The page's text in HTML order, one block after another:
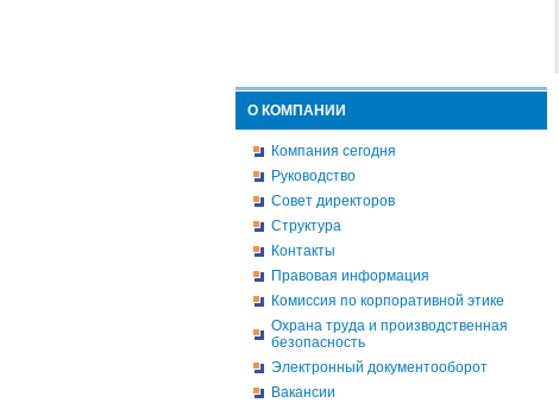
О КОМПАНИИ
Компания сегодня
Руководство
Совет директоров
Структура
Контакты
Правовая информация
Комиссия по корпоративной этике
Охрана труда и производственная
безопасность
Электронный документооборот
Вакансии